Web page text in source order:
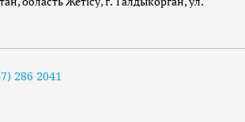
286 2041